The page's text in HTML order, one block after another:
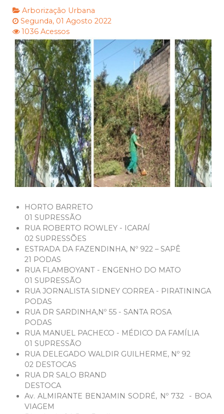
Arborização Urbana
Segunda, 01 Agosto 2022
1036 Acessos
HORTO BARRETO
01 SUPRESSÃO
RUA ROBERTO ROWLEY - ICARAÍ
02 SUPRESSÕES
ESTRADA DA FAZENDINHA, Nº 922 – SAPÊ
21 PODAS
RUA FLAMBOYANT - ENGENHO DO MATO
01 SUPRESSÃO
RUA JORNALISTA SIDNEY CORREA - PIRATININGA
PODAS
RUA DR SARDINHA,Nº 55 - SANTA ROSA
PODAS
RUA MANUEL PACHECO - MÉDICO DA FAMÍLIA
01 SUPRESSÃO
RUA DELEGADO WALDIR GUILHERME, Nº 92
02 DESTOCAS
RUA DR SALO BRAND
DESTOCA
Av. ALMIRANTE BENJAMIN SODRÉ, Nº 732 - BOA
VIAGEM